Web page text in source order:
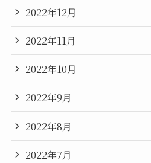
2022年12月
2022年11月
2022年10月
2022年9月
2022年8月
2022年7月